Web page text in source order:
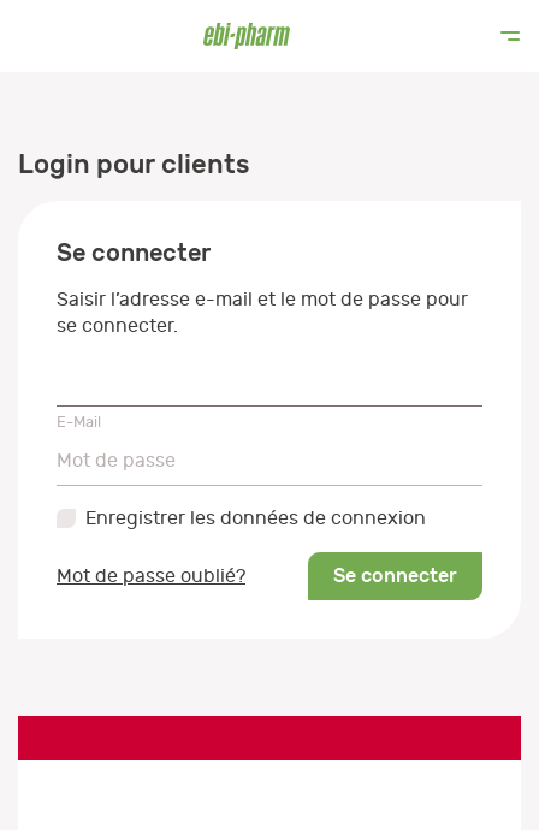
Login pour clients
Se connecter
Saisir l’adresse e-mail et le mot de passe pour
se connecter.
E-Mail
Mot de passe
Mot de passe
Enregistrer les données de connexion
Mot de passe oublié? Se connecter